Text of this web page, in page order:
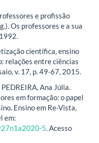
e profissão
Os professores e a sua
científica, ensino
relações entre ciências
v. 17, p. 49-67, 2015.
Ana Júlia.
em formação: o papel
Ensino em Re-Vista,
em:
5 . Acesso